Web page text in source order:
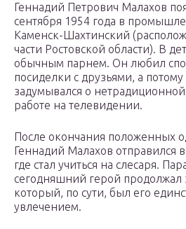
Геннадий Петрович Малахов
сентября 1954 года в
Каменск-Шахтинский
части Ростовской области). В
обычным парнем. Он любил
посиделки с друзьями, а
задумывался о
работе на телевидении.
После окончания положенных
Геннадий Малахов отправился
где стал учиться на слесаря.
сегодняшний герой продолжал
который, по сути, был его
увлечением.